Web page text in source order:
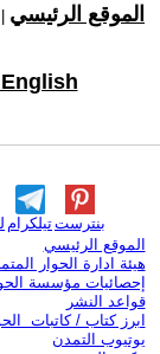
الموقع الرئيسي
تيلكرامبنترست
الموقع الرئيسي
هيئة ادارة الحوار
إحصائيات مؤسسة
قواعد النشر
ابرز كتاب / كاتبات
يوتيوب التمدن